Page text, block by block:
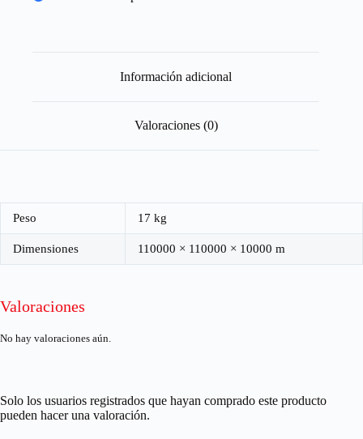
Información adicional
Valoraciones (0)
Peso 17 kg
Dimensiones 110000 × 110000 × 10000 m
Valoraciones
No hay valoraciones aún.
Solo los usuarios registrados que hayan comprado este producto
pueden hacer una valoración.